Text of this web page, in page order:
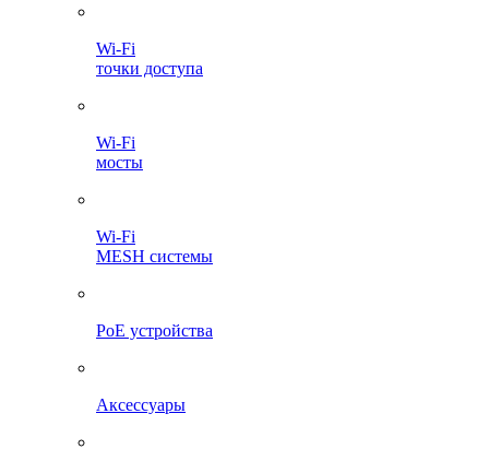
Wi-Fi
точки доступа
Wi-Fi
мосты
Wi-Fi
MESH системы
PoE устройства
Аксессуары